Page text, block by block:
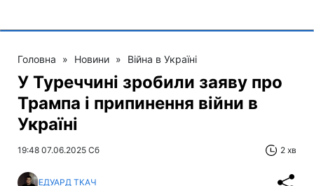
Головна » Новини » Війна в Україні
У Туреччині зробили заяву про
Трампа і припинення війни в
Україні
19:48 07.06.2025 Сб 2 хв
ЕДУАРД ТКАЧ